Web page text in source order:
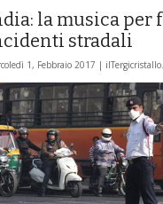
la musica per
stradali
1, Febbraio 2017 |